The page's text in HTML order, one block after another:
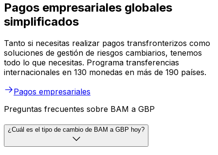
Pagos empresariales globales
simplificados
Tanto si necesitas realizar pagos transfronterizos como
soluciones de gestión de riesgos cambiarios, tenemos
todo lo que necesitas. Programa transferencias
internacionales en 130 monedas en más de 190 países.
Pagos empresariales
Preguntas frecuentes sobre BAM a GBP
¿Cuál es el tipo de cambio de BAM a GBP hoy?